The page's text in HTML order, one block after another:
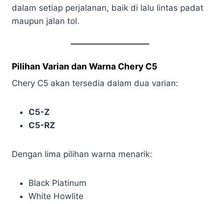
dalam setiap perjalanan, baik di lalu lintas padat
maupun jalan tol.
Pilihan Varian dan Warna Chery C5
Chery C5 akan tersedia dalam dua varian:
C5-Z
C5-RZ
Dengan lima pilihan warna menarik:
Black Platinum
White Howlite